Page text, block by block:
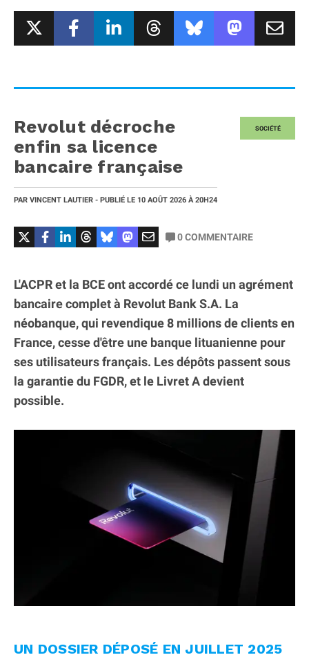
SOCIÉTÉ
Revolut décroche
enfin sa licence
bancaire française
PAR VINCENT LAUTIER - PUBLIÉ LE 10 AOÛT 2026 À 20H24
0COMMENTAIRE
L'ACPR et la BCE ont accordé ce lundi un agrément
bancaire complet à Revolut Bank S.A. La
néobanque, qui revendique 8 millions de clients en
France, cesse d'être une banque lituanienne pour
ses utilisateurs français. Les dépôts passent sous
la garantie du FGDR, et le Livret A devient
possible.
UN DOSSIER DÉPOSÉ EN JUILLET 2025